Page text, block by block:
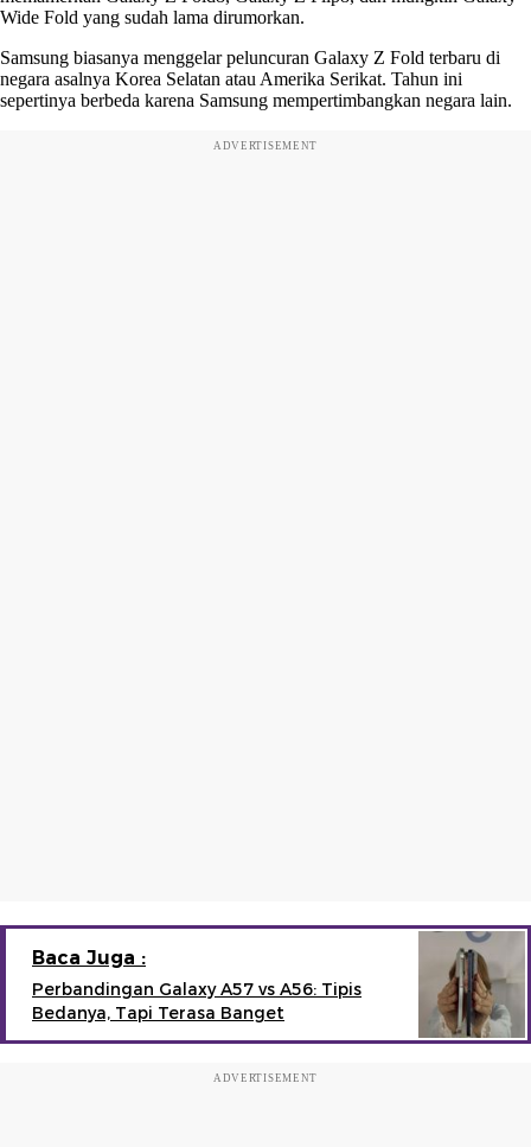
Wide Fold yang sudah lama dirumorkan.
Samsung biasanya menggelar peluncuran Galaxy Z Fold terbaru di
negara asalnya Korea Selatan atau Amerika Serikat. Tahun ini
sepertinya berbeda karena Samsung mempertimbangkan negara lain.
ADVERTISEMENT
Baca Juga :
Perbandingan Galaxy A57 vs A56: Tipis
Bedanya, Tapi Terasa Banget
ADVERTISEMENT